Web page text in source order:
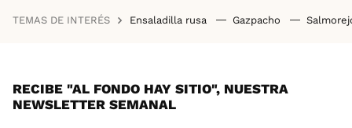
TEMAS DE INTERÉS Ensaladilla rusa Gazpacho
RECIBE "AL FONDO HAY SITIO", NUESTRA
NEWSLETTER SEMANAL